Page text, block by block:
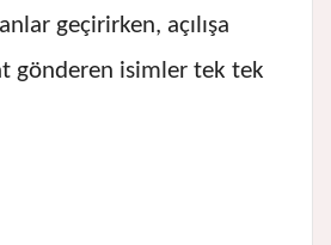
geçirirken, açılışa
gönderen isimler tek tek